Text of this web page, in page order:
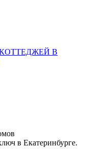
В
в Екатеринбурге.